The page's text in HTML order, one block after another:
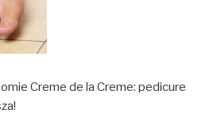
Creme de la Creme: pedicure